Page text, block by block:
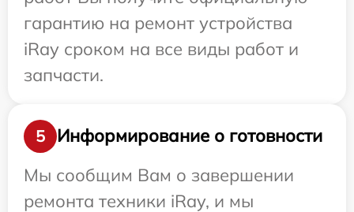
гарантию на ремонт устройства
iRay сроком на все виды работ и
запчасти.
5
Информирование о готовности
Мы сообщим Вам о завершении
ремонта техники iRay, и мы